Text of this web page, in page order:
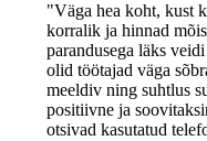
"Väga hea koht, kust
korralik ja hinnad
parandusega läks
olid töötajad väga
meeldiv ning suhtlus
positiivne ja
otsivad kasutatud